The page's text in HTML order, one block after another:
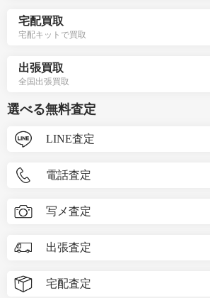
宅配買取
宅配キットで買取
出張買取
全国出張買取
選べる無料査定
LINE査定
電話査定
写メ査定
出張査定
宅配査定